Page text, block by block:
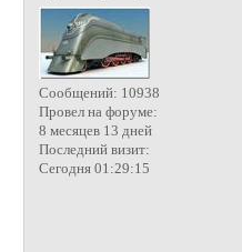
Сообщений: 10938
Провел на форуме:
8 месяцев 13 дней
Последний визит:
Сегодня 01:29:15